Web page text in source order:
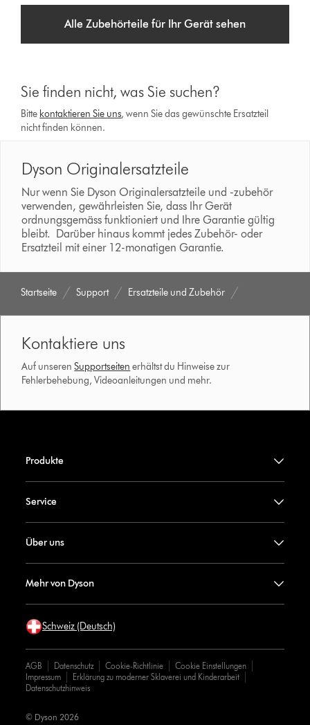
Alle Zubehörteile für Ihr Gerät sehen
Sie finden nicht, was Sie suchen?
Bitte kontaktieren Sie uns, wenn Sie das gewünschte Ersatzteil
nicht finden können.
Dyson Originalersatzteile
Nur wenn Sie Dyson Originalersatzteile und -zubehör
verwenden, gewährleisten Sie, dass Ihr Gerät
ordnungsgemäss funktioniert und Ihre Garantie gültig
bleibt. Darüber hinaus kommt jedes Zubehör- oder
Ersatzteil mit einer 12-monatigen Garantie.
Startseite Support Ersatzteile und Zubehör
Kontaktiere uns
Auf unserenSupportseiten erhältst du Hinweise zur
Fehlerbehebung, Videoanleitungen und mehr.
Produkte
Service
Über uns
Mehr von Dyson
Schweiz (Deutsch)
AGB Datenschutz Cookie-Richtlinie
Cookie Einstellungen
Impressum
Erklärung zu moderner Sklaverei und Kinderarbeit
Datenschutzhinweis
© Dyson 2026